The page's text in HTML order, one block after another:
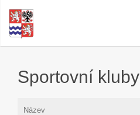
Sportovní kluby
Název